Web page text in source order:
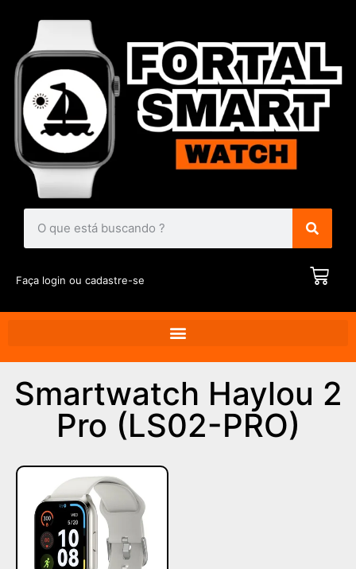
Faça login ou cadastre-se
Smartwatch Haylou 2
Pro (LS02-PRO)